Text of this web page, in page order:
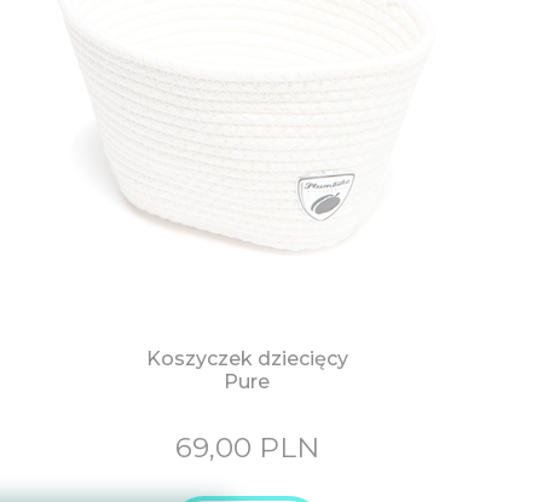
Koszyczek dziecięcy
Pure
69,00 PLN